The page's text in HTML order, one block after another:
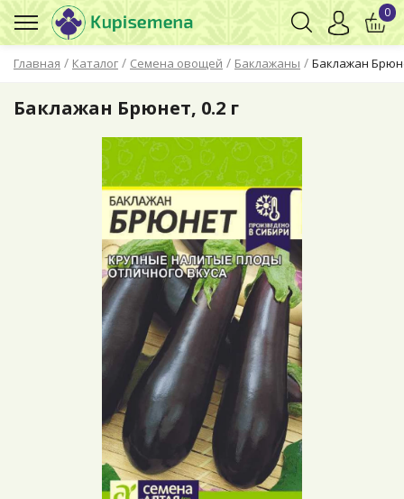
Главная / Каталог / Семена овощей / Баклажаны / Баклажан
0
Баклажан Брюнет, 0.2 г